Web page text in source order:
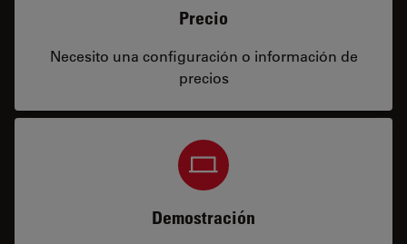
Precio
Necesito una configuración o información de
precios
Demostración